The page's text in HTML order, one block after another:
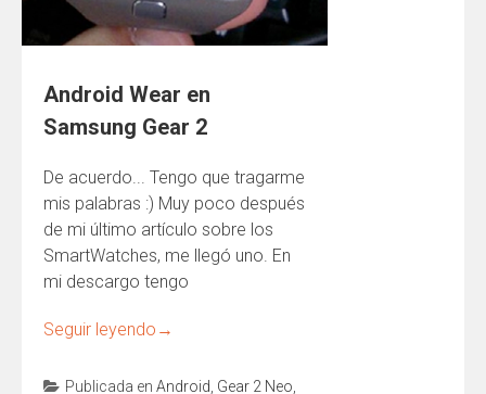
Android Wear en
Samsung Gear 2
De acuerdo... Tengo que tragarme
mis palabras :) Muy poco después
de mi último artículo sobre los
SmartWatches, me llegó uno. En
mi descargo tengo
Seguir leyendo →
Publicada en Android, Gear 2 Neo,